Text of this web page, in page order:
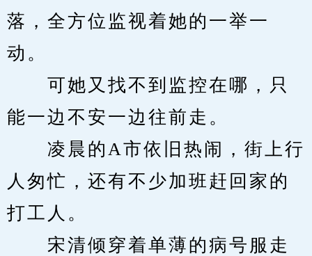
落，全方位监视着她的一举一
动。
可她又找不到监控在哪，只
能一边不安一边往前走。
凌晨的A市依旧热闹，街上行
人匆忙，还有不少加班赶回家的
打工人。
宋清倾穿着单薄的病号服走